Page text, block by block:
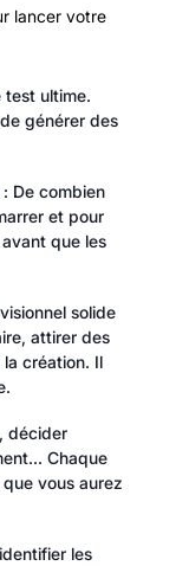
lancer votre
test ultime.
générer des
De combien
et pour
que les
solide
attirer des
la création. Il
décider
Chaque
vous aurez
les